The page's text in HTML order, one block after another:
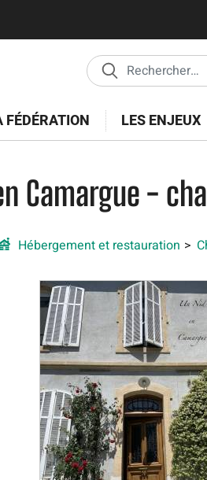
content
FÉDÉRATION LES ENJEUX
Camargue -
Hébergement et restauration